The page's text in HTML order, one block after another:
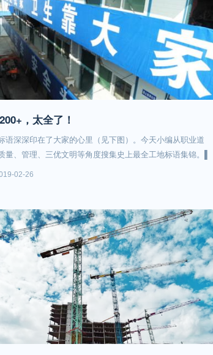
地，提出了新建住宅建筑高度控制最大值不超过80米的规
实也有许多好处的：有利于合理控制人口密度和建筑容量
有利于缓解城市交通、市政公用设施、公共服务设施的配
于缓解应急避难空间、消防救灾能力对城市的挑战。有利
配”等不良建筑空间形态对城市风貌的损害。如果真的实行，
将成为稀缺产品！当然目前佛山有没有实施，还是一个未
该标准还规定新建居住区应配套公共绿地，并应集中设置
体育运动的居住公园。今日商机【供求信息】中山市港口
一块占地229亩，两块地合计共500亩。容积率：2.5土地性
证件齐全，产权清晰，无负债，无抵押，无闲置费。【供
市(顺德新城)三洲某地块出售佛山市(顺德新城)三洲某地块
通便捷，发展空间大，项目非常优质；占地面积：192亩地
用地容积率：2.5有意者请联系我们联系方式：
/ 0757-86327595客服微信号：13360323388
，太全了！
语深深印在了大家的心里（见下图）。今天小编从职业道
量、管理、三优文明等角度搜集史上最全工地标语集锦。▌
篇1.勇于跨越 追求卓越2.求真务实、开拓创新、诚信守
力、同舟共济、众志成城、共创辉煌7.以人为本 建优秀企
进 创中国中铁辉煌8.重合同 守信用 维护企业好名誉 精管
集团新形象9.干一项工程 建一座丰碑 播一片美名 交一方
司 兴我企业11.团结拼搏 振兴企业12.创优质 守信誉 为企
出效益 为企业添彩13.尊重业主 方便用户14.爱岗敬业
谁英雄谁好汉 劳动竞赛比比看16.筑路工人英雄胆 豪情满怀
文明工地 展示窗口工程18.企业是我家，发展靠大家19.有
为则失位20.企兴我荣，企衰我耻21.树良好企业形象，创一
建设形象工程，提升企业品牌23.依靠员工办企业 办好企
人尽其才 才尽其用 各尽所能 共同发展▌二、安全篇25.安
02-26